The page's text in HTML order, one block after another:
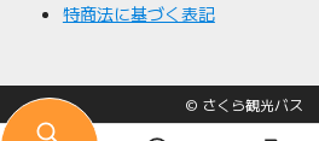
特商法に基づく表記
©️ さくら観光バス